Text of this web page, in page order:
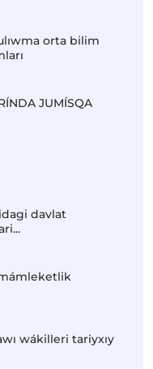
orta bilim
JUMÍSQA
davlat
wákilleri tariyxıy